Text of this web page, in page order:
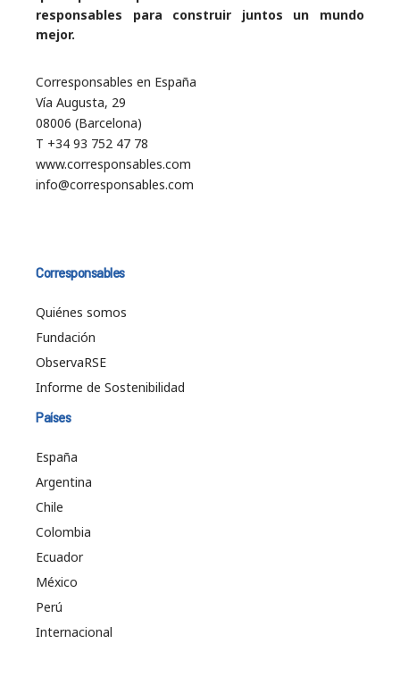
responsables para construir juntos un mundo
mejor.
Corresponsables en España
Vía Augusta, 29
08006 (Barcelona)
T +34 93 752 47 78
www.corresponsables.com
info@corresponsables.com
Corresponsables
Quiénes somos
Fundación
ObservaRSE
Informe de Sostenibilidad
Países
España
Argentina
Chile
Colombia
Ecuador
México
Perú
Internacional